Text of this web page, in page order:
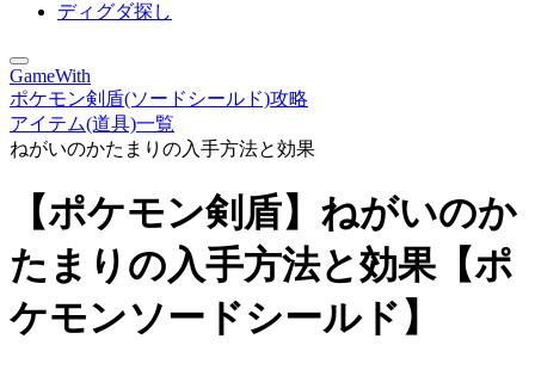
ディグダ探し
GameWith
ポケモン剣盾(ソードシールド)攻略
アイテム(道具)一覧
ねがいのかたまりの入手方法と効果
【ポケモン剣盾】ねがいのか
たまりの入手方法と効果【ポ
ケモンソードシールド】